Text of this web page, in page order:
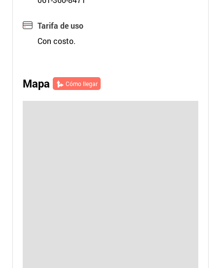
Tarifa de uso
Con costo.
Mapa Cómo llegar